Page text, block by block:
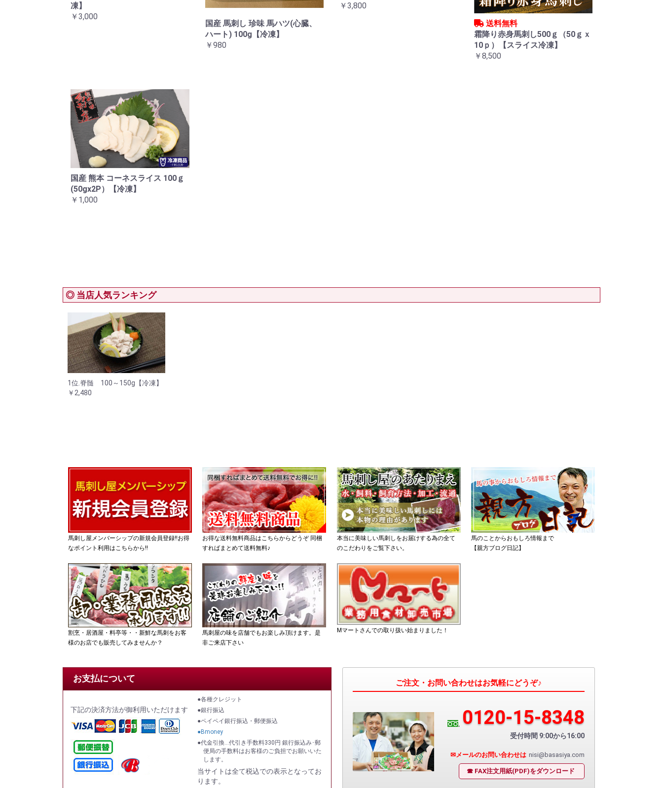
凍】
￥3,000
国産 馬刺し 珍味 馬ハツ(心臓、
ハート) 100g【冷凍】
￥980
￥3,800
送料無料
霜降り赤身馬刺し500ｇ（50ｇｘ
10ｐ）【スライス冷凍】
￥8,500
国産 熊本 コーネスライス 100ｇ
(50gx2P）【冷凍】
￥1,000
◎ 当店人気ランキング
1位.脊髄 100～150g【冷凍】
￥2,480
馬刺し屋メンバーシップの新規会員登録!!お得
なポイント利用はこちらから!!
お得な送料無料商品はこちらからどうぞ 同梱
すればまとめて送料無料♪
本当に美味しい馬刺しをお届けする為の全て
のこだわりをご覧下さい。
馬のことからおもしろ情報まで
【親方ブログ日記】
割烹・居酒屋・料亭等・・新鮮な馬刺をお客
様のお店でも販売してみませんか？
馬刺屋の味を店舗でもお楽しみ頂けます。是
非ご来店下さい
Mマートさんでの取り扱い始まりました！
お支払について
下記の決済方法が御利用いただけます
●各種クレジット
●銀行振込
●ペイペイ銀行振込・郵便振込
●Bmoney
●代金引換…代引き手数料330円 銀行振込み･郵
便局の手数料はお客様のご負担でお願いいた
します。
当サイトは全て税込での表示となってお
ります。
ご注文・お問い合わせはお気軽にどうぞ♪
0120-15-8348
受付時間 9:00から16:00
✉メールのお問い合わせは nisi@basasiya.com
☎ FAX注文用紙(PDF)をダウンロード